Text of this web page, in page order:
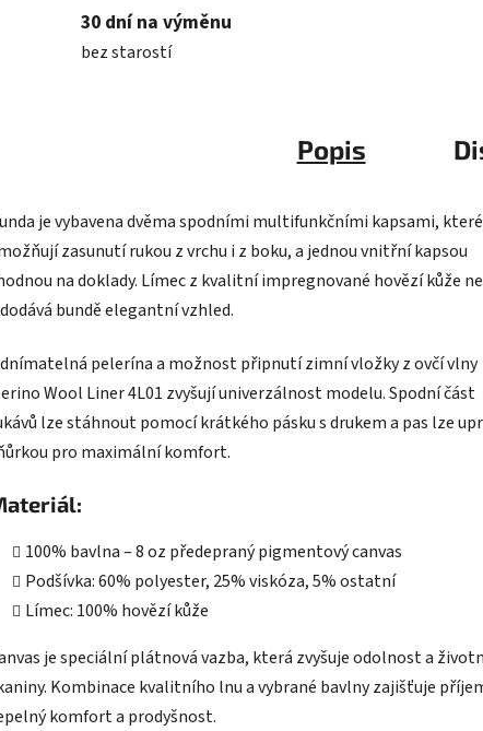
30 dní na výměnu
bez starostí
Popis
je vybavena dvěma spodními multifunkčními kapsami, které
zasunutí rukou z vrchu i z boku, a jednou vnitřní kapsou
na doklady. Límec z kvalitní impregnované hovězí kůže
bundě elegantní vzhled.
pelerína a možnost připnutí zimní vložky z ovčí vlny
Wool Liner 4L01 zvyšují univerzálnost modelu. Spodní část
lze stáhnout pomocí krátkého pásku s drukem a pas lze
pro maximální komfort.
100% bavlna – 8 oz předepraný pigmentový canvas
Podšívka: 60% polyester, 25% viskóza, 5% ostatní
Límec: 100% hovězí kůže
je speciální plátnová vazba, která zvyšuje odolnost a
Kombinace kvalitního lnu a vybrané bavlny zajišťuje
komfort a prodyšnost.